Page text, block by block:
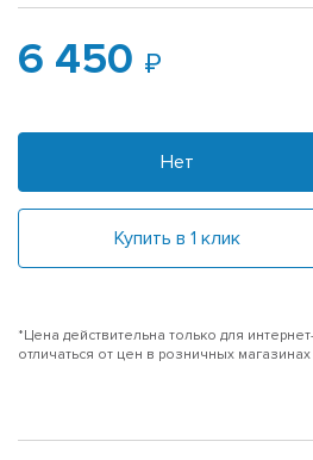
6 450
Нет
Купить в 1 клик
*Цена действительна только для
отличаться от цен в розничных магазинах